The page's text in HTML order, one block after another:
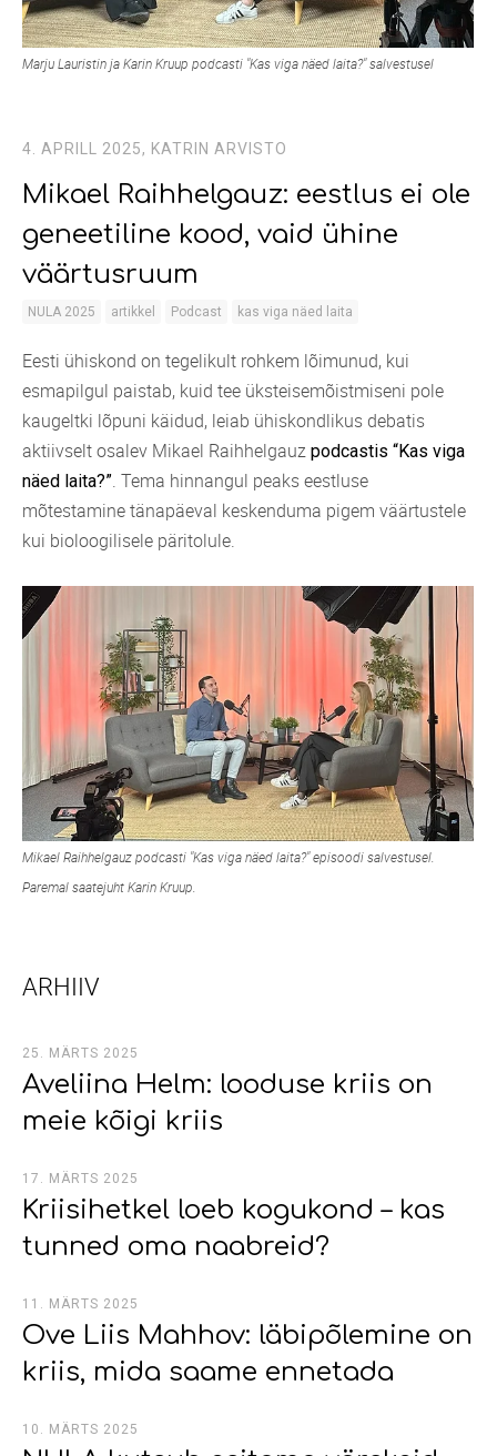
Marju Lauristin ja Karin Kruup podcasti "Kas viga näed laita?" salvestusel
4. APRILL 2025, KATRIN ARVISTO
Mikael Raihhelgauz: eestlus ei ole
geneetiline kood, vaid ühine
väärtusruum
NULA 2025 artikkel Podcast kas viga näed laita
Eesti ühiskond on tegelikult rohkem lõimunud, kui
esmapilgul paistab, kuid tee üksteisemõistmiseni pole
kaugeltki lõpuni käidud, leiab ühiskondlikus debatis
aktiivselt osalev Mikael Raihhelgauz podcastis “Kas viga
näed laita?”. Tema hinnangul peaks eestluse
mõtestamine tänapäeval keskenduma pigem väärtustele
kui bioloogilisele päritolule.
Mikael Raihhelgauz podcasti "Kas viga näed laita?" episoodi salvestusel.
Paremal saatejuht Karin Kruup.
ARHIIV
25. MÄRTS 2025
Aveliina Helm: looduse kriis on
meie kõigi kriis
17. MÄRTS 2025
Kriisihetkel loeb kogukond – kas
tunned oma naabreid?
11. MÄRTS 2025
Ove Liis Mahhov: läbipõlemine on
kriis, mida saame ennetada
10. MÄRTS 2025